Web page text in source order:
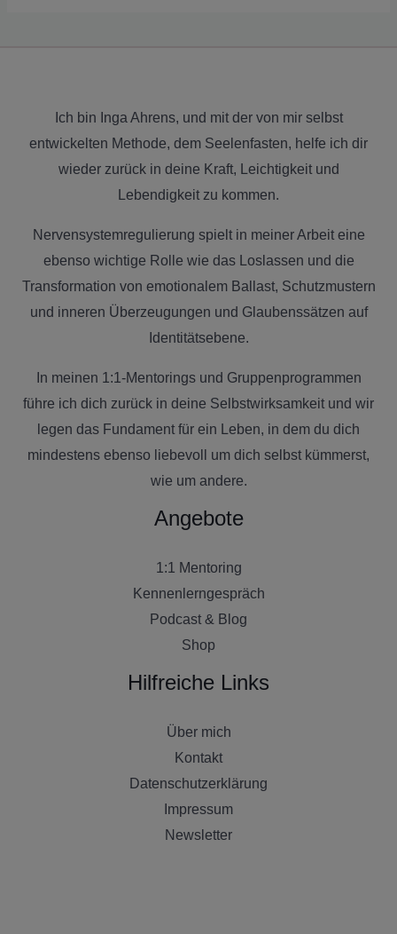
Ich bin Inga Ahrens, und mit der von mir selbst
entwickelten Methode, dem Seelenfasten, helfe ich dir
wieder zurück in deine Kraft, Leichtigkeit und
Lebendigkeit zu kommen.
Nervensystemregulierung spielt in meiner Arbeit eine
ebenso wichtige Rolle wie das Loslassen und die
Transformation von emotionalem Ballast, Schutzmustern
und inneren Überzeugungen und Glaubenssätzen auf
Identitätsebene.
In meinen 1:1-Mentorings und Gruppenprogrammen
führe ich dich zurück in deine Selbstwirksamkeit und wir
legen das Fundament für ein Leben, in dem du dich
mindestens ebenso liebevoll um dich selbst kümmerst,
wie um andere.
Angebote
1:1 Mentoring
Kennenlerngespräch
Podcast & Blog
Shop
Hilfreiche Links
Über mich
Kontakt
Datenschutzerklärung
Impressum
Newsletter